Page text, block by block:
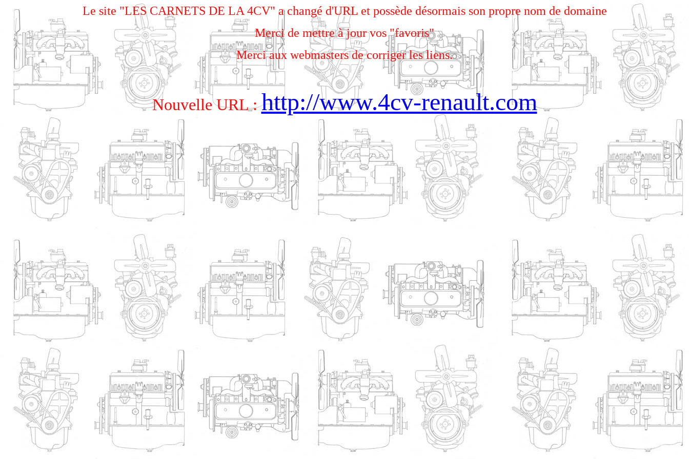
Le site "LES CARNETS DE LA 4CV" a changé d'URL et possède désormais son propre nom de domaine
Merci de mettre à jour vos "favoris"
Merci aux webmasters de corriger les liens.
Nouvelle URL :http://www.4cv-renault.com